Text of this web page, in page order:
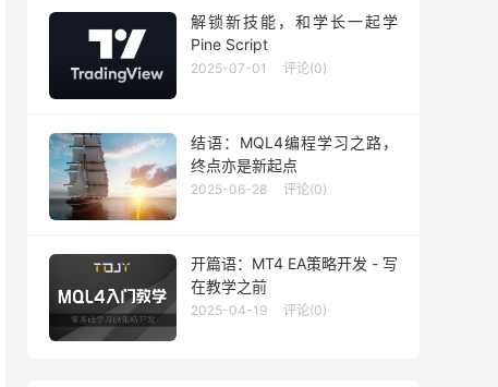
解锁新技能，和学长一起学
Pine Script
2025-07-01 评论(0)
结语：MQL4编程学习之路，
终点亦是新起点
2025-06-28 评论(0)
开篇语：MT4 EA策略开发 - 写
在教学之前
2025-04-19 评论(0)